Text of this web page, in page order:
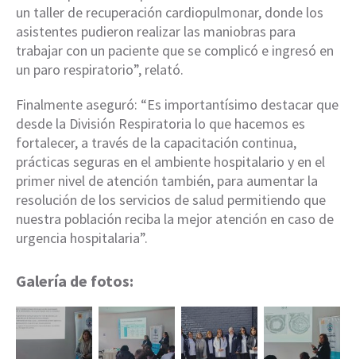
un taller de recuperación cardiopulmonar, donde los
asistentes pudieron realizar las maniobras para
trabajar con un paciente que se complicó e ingresó en
un paro respiratorio”, relató.
Finalmente aseguró: “Es importantísimo destacar que
desde la División Respiratoria lo que hacemos es
fortalecer, a través de la capacitación continua,
prácticas seguras en el ambiente hospitalario y en el
primer nivel de atención también, para aumentar la
resolución de los servicios de salud permitiendo que
nuestra población reciba la mejor atención en caso de
urgencia hospitalaria”.
Galería de fotos: